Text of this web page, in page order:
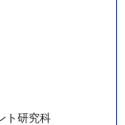
ト研究科